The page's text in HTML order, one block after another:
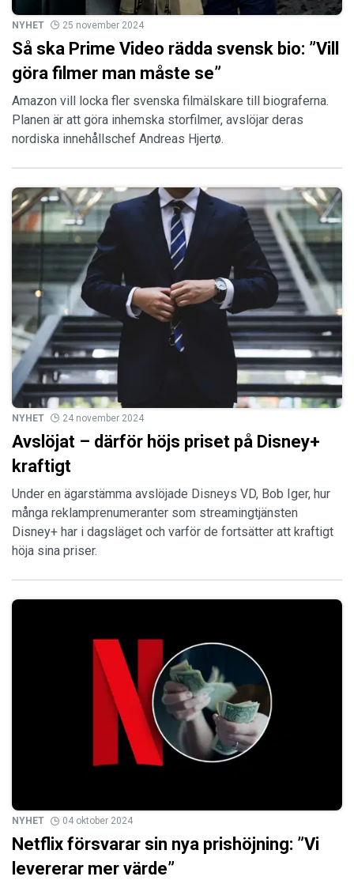
NYHET 25 november 2024
Så ska Prime Video rädda svensk bio: ”Vill
göra filmer man måste se”
Amazon vill locka fler svenska filmälskare till biograferna.
Planen är att göra inhemska storfilmer, avslöjar deras
nordiska innehållschef Andreas Hjertø.
NYHET 24 november 2024
Avslöjat – därför höjs priset på Disney+
kraftigt
Under en ägarstämma avslöjade Disneys VD, Bob Iger, hur
många reklamprenumeranter som streamingtjänsten
Disney+ har i dagsläget och varför de fortsätter att kraftigt
höja sina priser.
NYHET 04 oktober 2024
Netflix försvarar sin nya prishöjning: ”Vi
levererar mer värde”